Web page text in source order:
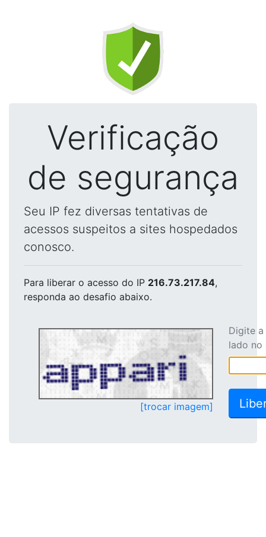
Verificação
de segurança
Seu IP fez diversas tentativas de
acessos suspeitos a sites hospedados
conosco.
Para liberar o acesso do IP 216.73.217.84,
responda ao desafio abaixo.
[trocar imagem]
Digite
lado no